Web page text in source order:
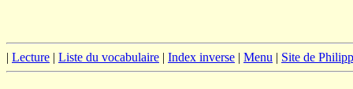
| Lecture | Liste du vocabulaire | Index inverse | Menu | Site de